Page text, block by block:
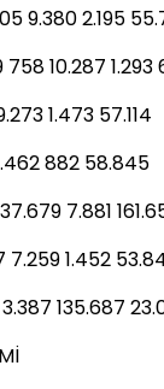
9.380 2.195
10.287 1.293
1.473 57.114
882 58.845
7.881
7.259 1.452
135.687